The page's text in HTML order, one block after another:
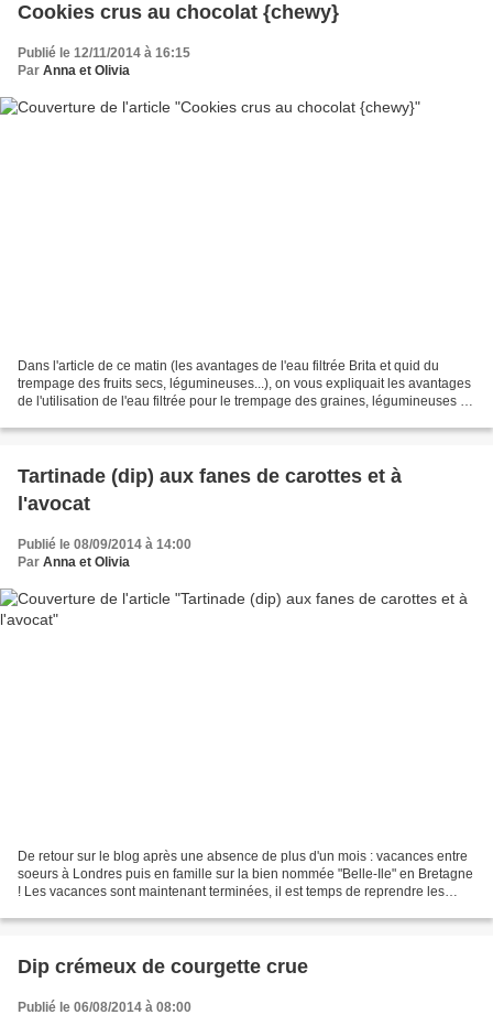
Cookies crus au chocolat {chewy}
Publié le 12/11/2014 à 16:15
Par Anna et Olivia
Dans l'article de ce matin (les avantages de l'eau filtrée Brita et quid du
trempage des fruits secs, légumineuses...), on vous expliquait les avantages
de l'utilisation de l'eau filtrée pour le trempage des graines, légumineuses et
Tartinade (dip) aux fanes de carottes et à
l'avocat
Publié le 08/09/2014 à 14:00
Par Anna et Olivia
De retour sur le blog après une absence de plus d'un mois : vacances entre
soeurs à Londres puis en famille sur la bien nommée "Belle-Ile" en Bretagne
! Les vacances sont maintenant terminées, il est temps de reprendre les
Dip crémeux de courgette crue
Publié le 06/08/2014 à 08:00